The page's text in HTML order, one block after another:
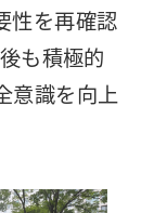
性を再確認
も積極的
意識を向上